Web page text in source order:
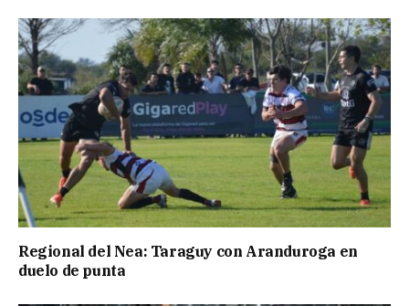
Regional del Nea: Taraguy con Aranduroga en
duelo de punta